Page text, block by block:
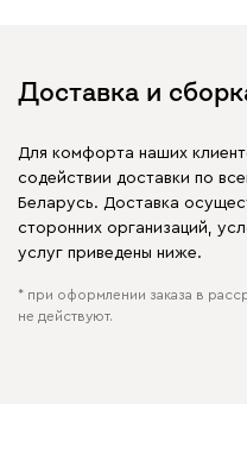
Доставка и
Для комфорта наших
содействии доставки по
Беларусь. Доставка
сторонних организаций,
услуг приведены ниже.
* при оформлении заказа в
не действуют.